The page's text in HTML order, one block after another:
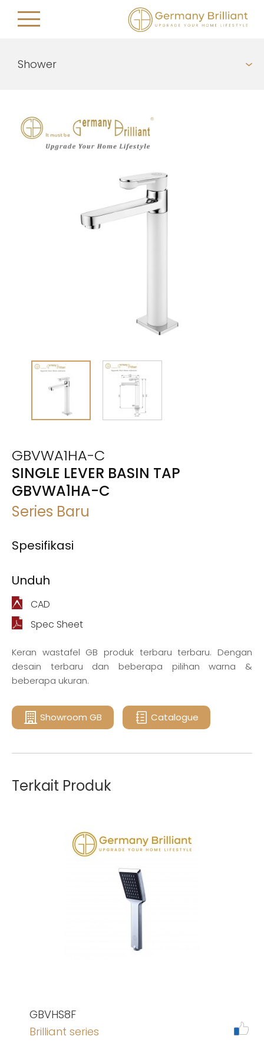
GBVWA1HA-C
SINGLE LEVER BASIN TAP
GBVWA1HA-C
Series Baru
Spesifikasi
Unduh
CAD
Spec Sheet
Keran wastafel GB produk terbaru terbaru. Dengan
desain terbaru dan beberapa pilihan warna &
beberapa ukuran.
Showroom GB Catalogue
Terkait Produk
GBVHS8F
Brilliant series